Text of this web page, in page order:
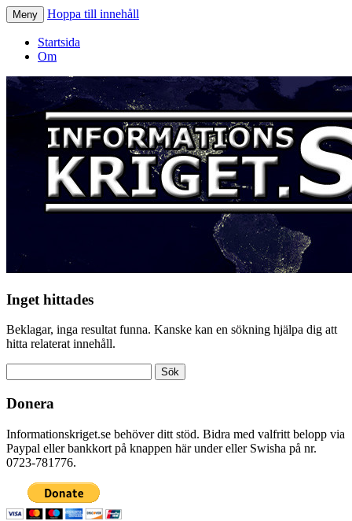
Informationskriget.se
Meny Hoppa till innehåll
Startsida
Om
Inget hittades
Beklagar, inga resultat funna. Kanske kan en sökning hjälpa dig att
hitta relaterat innehåll.
efter:
Donera
Informationskriget.se behöver ditt stöd. Bidra med valfritt belopp via
Paypal eller bankkort på knappen här under eller Swisha på nr.
0723-781776.